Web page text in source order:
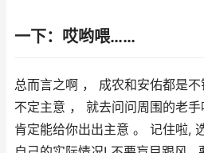
一下：哎哟喂……
总而言之啊 ， 成农和安佑都是
不定主意 ， 就去问问周围的老手
肯定能给你出出主意 。 记住啦,